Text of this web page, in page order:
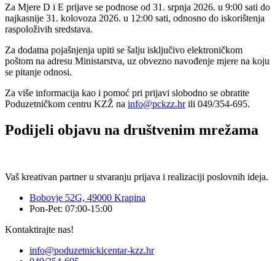
Za Mjere D i E prijave se podnose od 31. srpnja 2026. u 9:00 sati do
najkasnije 31. kolovoza 2026. u 12:00 sati, odnosno do iskorištenja
raspoloživih sredstava.
Za dodatna pojašnjenja upiti se šalju isključivo elektroničkom
poštom na adresu Ministarstva, uz obvezno navođenje mjere na koju
se pitanje odnosi.
Za više informacija kao i pomoć pri prijavi slobodno se obratite
Poduzetničkom centru KZŽ na info@pckzz.hrili 049/354-695.
Podijeli objavu na društvenim mrežama
Vaš kreativan partner u stvaranju prijava i realizaciji poslovnih ideja.
Bobovje 52G, 49000 Krapina
Pon-Pet: 07:00-15:00
Kontaktirajte nas!
info@poduzetnickicentar-kzz.hr